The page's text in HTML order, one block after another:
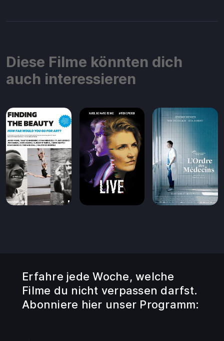
Diese Filme könnten dich
auch interessieren
Erfahre jede Woche, welche
Filme du nicht verpassen darfst.
Abonniere hier unser Programm: